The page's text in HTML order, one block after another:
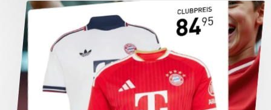
15€
gespart
beim
neuen
Bayern
Trikot!